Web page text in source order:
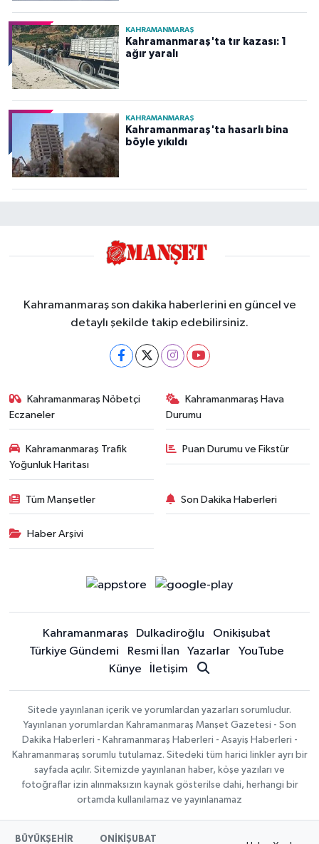
KAHRAMANMARAŞ
Kahramanmaraş'ta tır kazası: 1
ağır yaralı
KAHRAMANMARAŞ
Kahramanmaraş'ta hasarlı bina
böyle yıkıldı
Kahramanmaraş son dakika haberlerini en güncel ve
detaylı şekilde takip edebilirsiniz.
Kahramanmaraş Nöbetçi
Eczaneler
Kahramanmaraş Hava
Durumu
Kahramanmaraş Trafik
Yoğunluk Haritası
Puan Durumu ve Fikstür
Tüm Manşetler Son Dakika Haberleri
Haber Arşivi
Kahramanmaraş Dulkadiroğlu
Onikişubat
Türkiye Gündemi
Resmi İlan Yazarlar
YouTube
Künye
İletişim
Sitede yayınlanan içerik ve yorumlardan yazarları sorumludur.
Yayınlanan yorumlardan Kahramanmaraş Manşet Gazetesi - Son
Dakika Haberleri - Kahramanmaraş Haberleri - Asayiş Haberleri -
Kahramanmaraş sorumlu tutulamaz. Sitedeki tüm harici linkler ayrı bir
sayfada açılır. Sitemizde yayınlanan haber, köşe yazıları ve
fotoğraflar izin alınmaksızın kaynak gösterilse dahi, herhangi bir
ortamda kullanılamaz ve yayınlanamaz
BÜYÜKŞEHİR ONİKİŞUBAT